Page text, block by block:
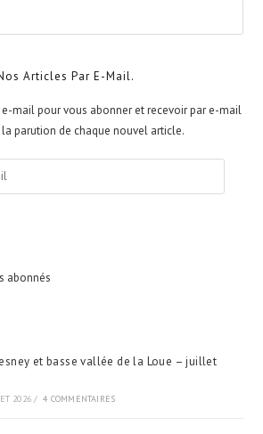
Articles Par E-Mail.
e-mail pour vous abonner et recevoir par e-mail
parution de chaque nouvel article.
abonnés
et basse vallée de la Loue – juillet
2026 / 4 COMMENTAIRES